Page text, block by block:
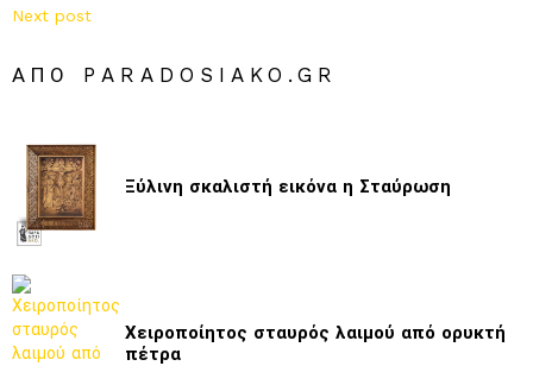
Next post
ΑΠΌ PARADOSIAKO.GR
Ξύλινη σκαλιστή εικόνα η Σταύρωση
Χειροποίητος σταυρός λαιμού από ορυκτή
πέτρα